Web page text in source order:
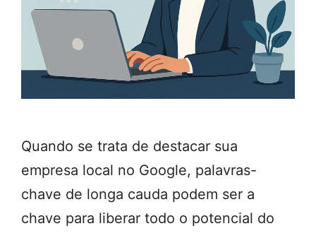
Quando se trata de destacar sua
empresa local no Google, palavras-
chave de longa cauda podem ser a
chave para liberar todo o potencial do